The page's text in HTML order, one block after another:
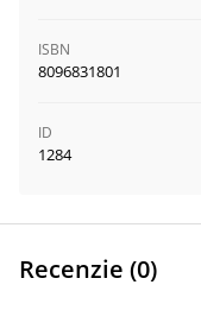
ISBN
8096831801
ID
1284
Recenzie (0)